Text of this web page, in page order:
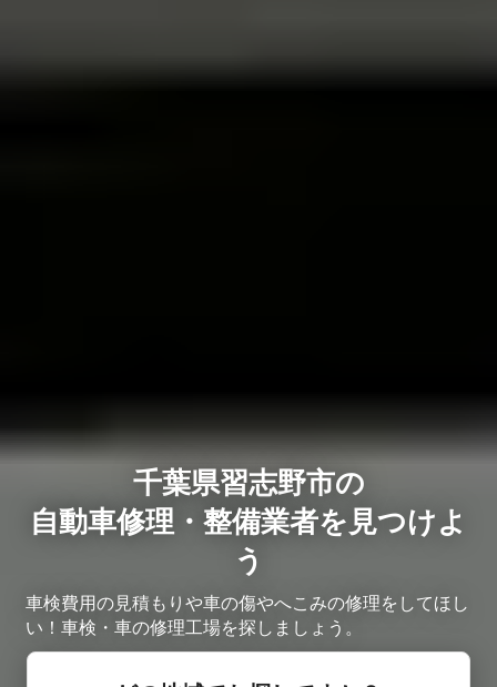
千葉県習志野市の
自動車修理・整備業者を見つけよ
う
車検費用の見積もりや車の傷やへこみの修理をしてほし
い！車検・車の修理工場を探しましょう。